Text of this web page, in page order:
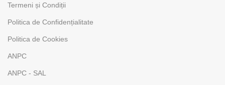
Termeni și Condiții
Politica de Confidențialitate
Politica de Cookies
ANPC
ANPC - SAL